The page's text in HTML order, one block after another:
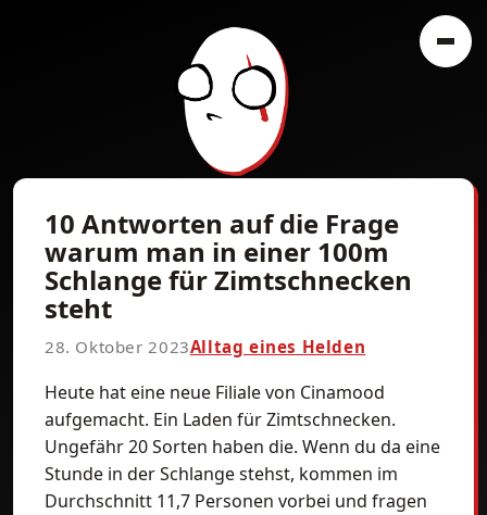
10 Antworten auf die Frage
warum man in einer 100m
Schlange für Zimtschnecken
steht
28. Oktober 2023Alltag eines Helden
Heute hat eine neue Filiale von Cinamood
aufgemacht. Ein Laden für Zimtschnecken.
Ungefähr 20 Sorten haben die. Wenn du da eine
Stunde in der Schlange stehst, kommen im
Durchschnitt 11,7 Personen vorbei und fragen